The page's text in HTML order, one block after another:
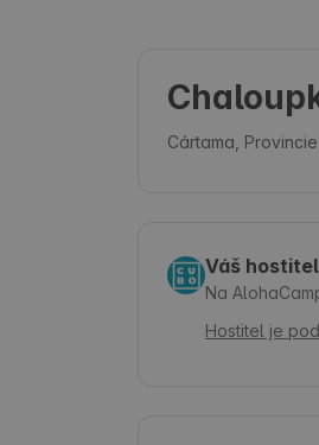
Cártama,
Váš
Na
Hostitel je